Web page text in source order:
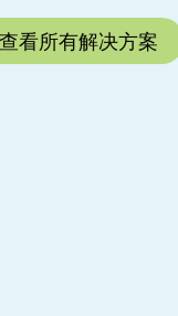
查看所有解决方案